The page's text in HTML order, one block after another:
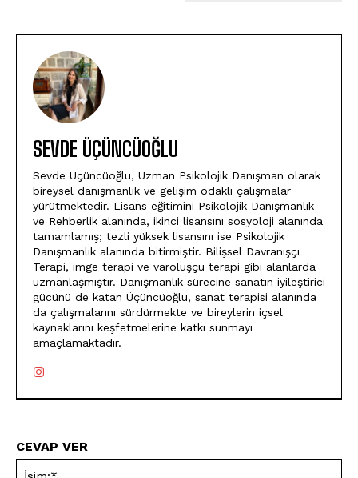
SEVDE ÜÇÜNCÜOĞLU
Sevde Üçüncüoğlu, Uzman Psikolojik Danışman olarak
bireysel danışmanlık ve gelişim odaklı çalışmalar
yürütmektedir. Lisans eğitimini Psikolojik Danışmanlık
ve Rehberlik alanında, ikinci lisansını sosyoloji alanında
tamamlamış; tezli yüksek lisansını ise Psikolojik
Danışmanlık alanında bitirmiştir. Bilişsel Davranışçı
Terapi, imge terapi ve varoluşçu terapi gibi alanlarda
uzmanlaşmıştır. Danışmanlık sürecine sanatın iyileştirici
gücünü de katan Üçüncüoğlu, sanat terapisi alanında
da çalışmalarını sürdürmekte ve bireylerin içsel
kaynaklarını keşfetmelerine katkı sunmayı
amaçlamaktadır.
CEVAP VER